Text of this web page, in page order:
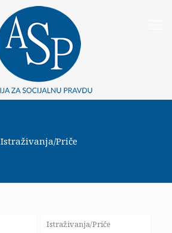
Istraživanja/Priče
Istraživanja/Priče